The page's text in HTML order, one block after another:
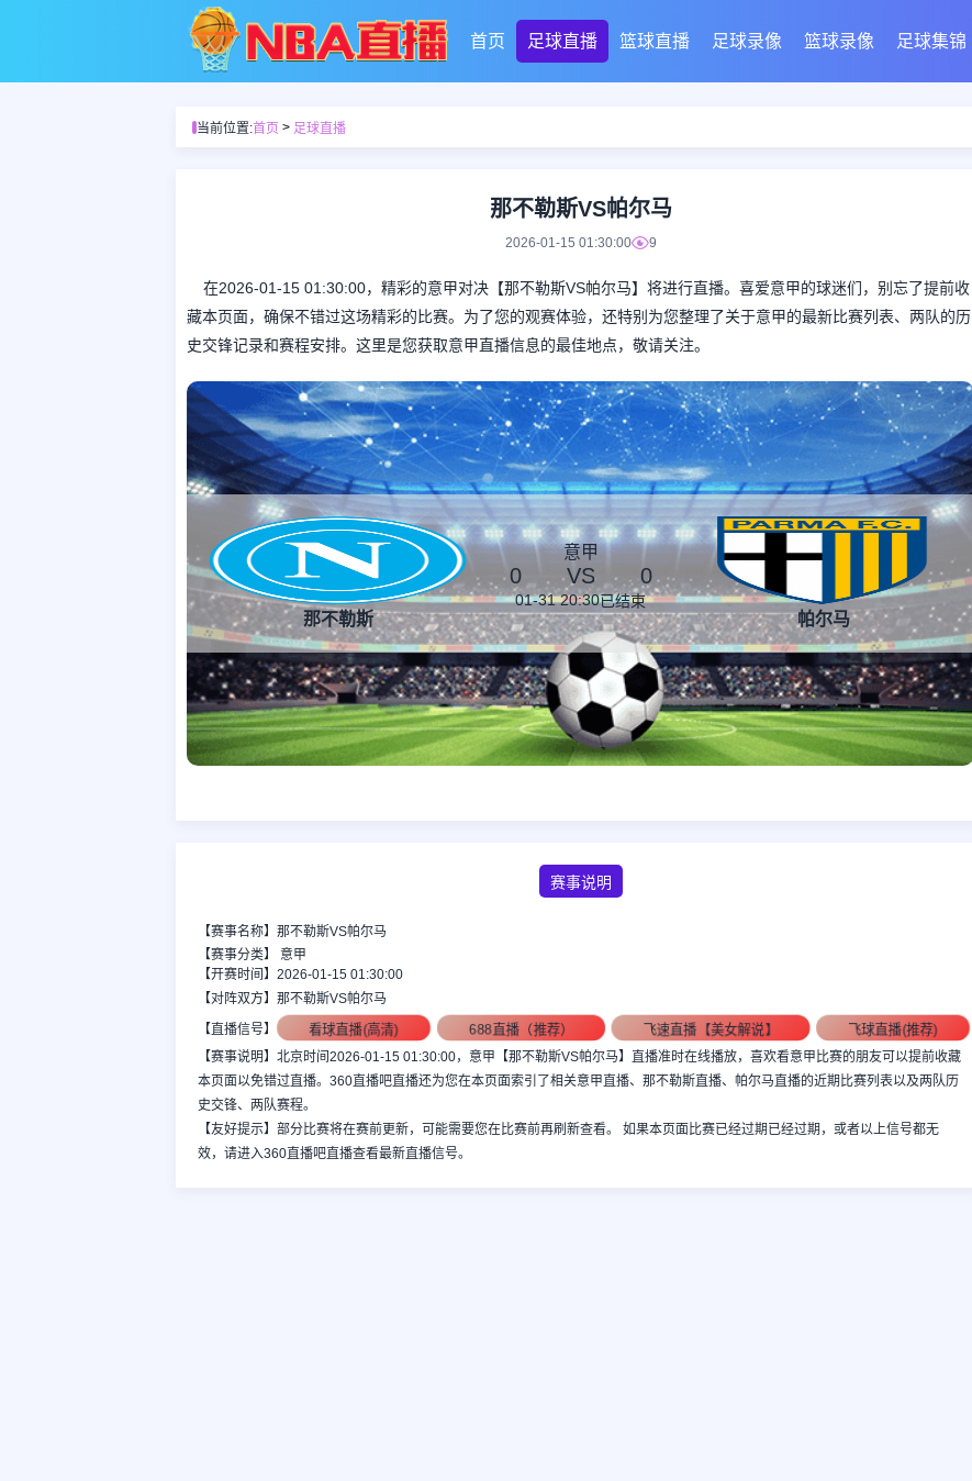
首页 足球直播 篮球直播 足球录像 篮球录像 足球集锦
当前位置:首页 > 足球直播
那不勒斯VS帕尔马
2026-01-15 01:30:00 9
在2026-01-15 01:30:00，精彩的意甲对决【那不勒斯VS帕尔马】将进行直播。喜爱意甲的球迷们，别忘了提前收
藏本页面，确保不错过这场精彩的比赛。为了您的观赛体验，还特别为您整理了关于意甲的最新比赛列表、两队的历
史交锋记录和赛程安排。这里是您获取意甲直播信息的最佳地点，敬请关注。
那不勒斯
意甲
0 VS 0
01-31 20:30已结束
帕尔马
赛事说明
【赛事名称】那不勒斯VS帕尔马
【赛事分类】 意甲
【开赛时间】2026-01-15 01:30:00
【对阵双方】那不勒斯VS帕尔马
【直播信号】
看球直播(高清) 688直播（推荐） 飞速直播【美女解说】 飞球直播(推荐)
【赛事说明】北京时间2026-01-15 01:30:00，意甲【那不勒斯VS帕尔马】直播准时在线播放，喜欢看意甲比赛的朋友可以提前收藏
本页面以免错过直播。360直播吧直播还为您在本页面索引了相关意甲直播、那不勒斯直播、帕尔马直播的近期比赛列表以及两队历
史交锋、两队赛程。
【友好提示】部分比赛将在赛前更新，可能需要您在比赛前再刷新查看。 如果本页面比赛已经过期已经过期，或者以上信号都无
效，请进入360直播吧直播查看最新直播信号。